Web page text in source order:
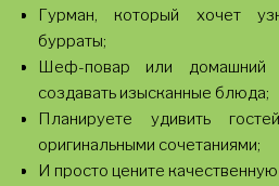
Гурман, который хочет
бурраты;
Шеф-повар или домашний
создавать изысканные блюда;
Планируете удивить
оригинальными сочетаниями;
И просто цените